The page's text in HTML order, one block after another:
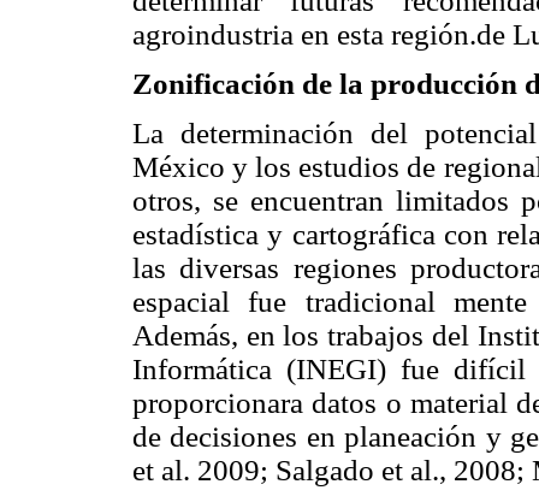
agroindustria en esta región.de
Zonificación de la producción
La determinación del
México y los estudios de
otros, se encuentran limitados
estadística y cartográfica con
las diversas regiones
espacial fue tradicional
Además, en los trabajos del
Informática (INEGI) fue difícil
proporcionara datos o material
de decisiones en planeación y
et al. 2009; Salgado et al.,